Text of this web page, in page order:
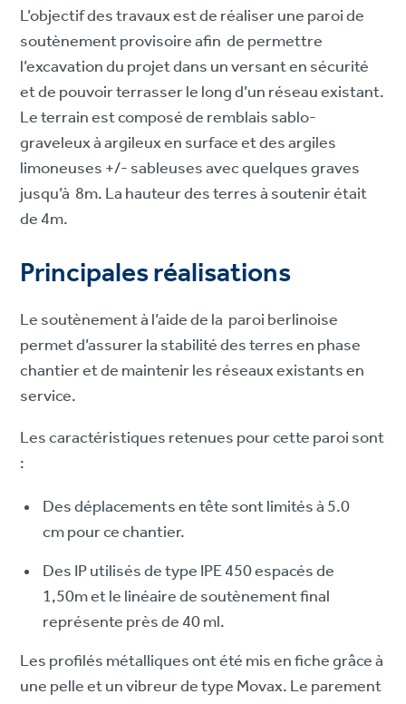
L’objectif des travaux est de réaliser une paroi de
soutènement provisoire afin de permettre
l’excavation du projet dans un versant en sécurité
et de pouvoir terrasser le long d’un réseau existant.
Le terrain est composé de remblais sablo-
graveleux à argileux en surface et des argiles
limoneuses +/- sableuses avec quelques graves
jusqu’à 8m. La hauteur des terres à soutenir était
de 4m.
Principales réalisations
Le soutènement à l’aide de la paroi berlinoise
permet d’assurer la stabilité des terres en phase
chantier et de maintenir les réseaux existants en
service.
Les caractéristiques retenues pour cette paroi sont
:
Des déplacements en tête sont limités à 5.0
cm pour ce chantier.
Des IP utilisés de type IPE 450 espacés de
1,50m et le linéaire de soutènement final
représente près de 40 ml.
Les profilés métalliques ont été mis en fiche grâce à
une pelle et un vibreur de type Movax. Le parement